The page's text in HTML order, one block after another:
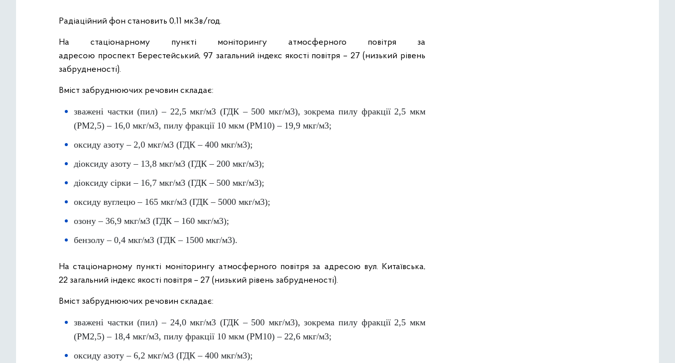
Радіаційний фон становить 0,11 мкЗв/год.
На стаціонарному пункті моніторингу атмосферного повітря за
адресою проспект Берестейський, 97 загальний індекс якості повітря – 27 (низький рівень
забрудненості).
Вміст забруднюючих речовин складає:
зважені частки (пил) – 22,5 мкг/м3 (ГДК – 500 мкг/м3), зокрема пилу фракції 2,5 мкм
(PM2,5) – 16,0 мкг/м3, пилу фракції 10 мкм (PM10) – 19,9 мкг/м3;
оксиду азоту – 2,0 мкг/м3 (ГДК – 400 мкг/м3);
діоксиду азоту – 13,8 мкг/м3 (ГДК – 200 мкг/м3);
діоксиду сірки – 16,7 мкг/м3 (ГДК – 500 мкг/м3);
оксиду вуглецю – 165 мкг/м3 (ГДК – 5000 мкг/м3);
озону – 36,9 мкг/м3 (ГДК – 160 мкг/м3);
бензолу – 0,4 мкг/м3 (ГДК – 1500 мкг/м3).
На стаціонарному пункті моніторингу атмосферного повітря за адресою вул. Китаївська,
22 загальний індекс якості повітря – 27 (низький рівень забрудненості).
Вміст забруднюючих речовин складає:
зважені частки (пил) – 24,0 мкг/м3 (ГДК – 500 мкг/м3), зокрема пилу фракції 2,5 мкм
(PM2,5) – 18,4 мкг/м3, пилу фракції 10 мкм (PM10) – 22,6 мкг/м3;
оксиду азоту – 6,2 мкг/м3 (ГДК – 400 мкг/м3);